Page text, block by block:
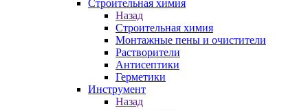
Строительная химия
Назад
Строительная химия
Монтажные пены и очистители
Растворители
Антисептики
Герметики
Инструмент
Назад